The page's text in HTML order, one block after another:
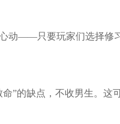
——只要玩家们选择修
的缺点，不收男生。这